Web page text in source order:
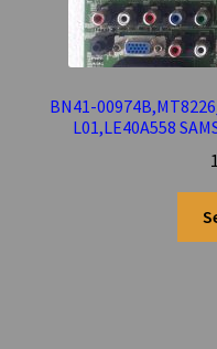
BN41-
L01,LE40A558